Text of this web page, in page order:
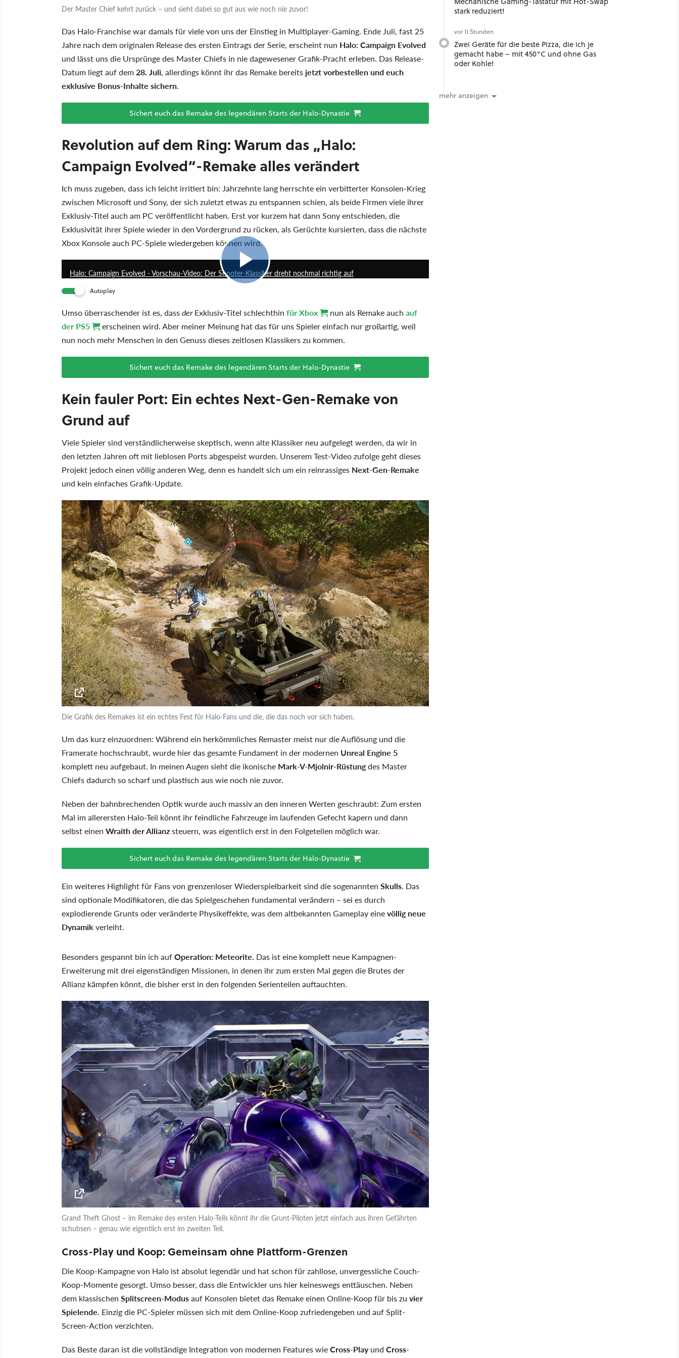
Der Master Chief kehrt zurück – und sieht dabei so gut aus wie noch nie zuvor!
Das Halo-Franchise war damals für viele von uns der Einstieg in Multiplayer-Gaming. Ende Juli, fast 25
Jahre nach dem originalen Release des ersten Eintrags der Serie, erscheint nun Halo: Campaign Evolved
und lässt uns die Ursprünge des Master Chiefs in nie dagewesener Grafik-Pracht erleben. Das Release-
Datum liegt auf dem28. Juli, allerdings könnt ihr das Remake bereits jetzt vorbestellen und euch
exklusive Bonus-Inhalte sichern.
Sichert euch das Remake des legendären Starts der Halo-Dynastie
Revolution auf dem Ring: Warum das „Halo:
Campaign Evolved“-Remake alles verändert
Ich muss zugeben, dass ich leicht irritiert bin: Jahrzehnte lang herrschte ein verbitterter Konsolen-Krieg
zwischen Microsoft und Sony, der sich zuletzt etwas zu entspannen schien, als beide Firmen viele ihrer
Exklusiv-Titel auch am PC veröffentlicht haben. Erst vor kurzem hat dann Sony entschieden, die
Exklusivität ihrer Spiele wieder in den Vordergrund zu rücken, als Gerüchte kursierten, dass die nächste
Xbox Konsole auch PC-Spiele wiedergeben können wird.
Halo: Campaign Evolved - Vorschau-Video: Der Shooter-Klassiker dreht nochmal richtig auf
Autoplay
Umso überraschender ist es, dassderExklusiv-Titel schlechthin für Xbox nun als Remake auch auf
der PS5
erscheinen wird. Aber meiner Meinung hat das für uns Spieler einfach nur großartig, weil
nun noch mehr Menschen in den Genuss dieses zeitlosen Klassikers zu kommen.
Sichert euch das Remake des legendären Starts der Halo-Dynastie
Kein fauler Port: Ein echtes Next-Gen-Remake von
Grund auf
Viele Spieler sind verständlicherweise skeptisch, wenn alte Klassiker neu aufgelegt werden, da wir in
den letzten Jahren oft mit lieblosen Ports abgespeist wurden. Unserem Test-Video zufolge geht dieses
Projekt jedoch einen völlig anderen Weg, denn es handelt sich um ein reinrassiges Next-Gen-Remake
und kein einfaches Grafik-Update.
Die Grafik des Remakes ist ein echtes Fest für Halo-Fans und die, die das noch vor sich haben.
Um das kurz einzuordnen: Während ein herkömmliches Remaster meist nur die Auflösung und die
Framerate hochschraubt, wurde hier das gesamte Fundament in der modernen Unreal Engine 5
komplett neu aufgebaut. In meinen Augen sieht die ikonische Mark-V-Mjolnir-Rüstungdes Master
Chiefs dadurch so scharf und plastisch aus wie noch nie zuvor.
Neben der bahnbrechenden Optik wurde auch massiv an den inneren Werten geschraubt: Zum ersten
Mal im allerersten Halo-Teil könnt ihr feindliche Fahrzeuge im laufenden Gefecht kapern und dann
selbst einen Wraith der Allianzsteuern, was eigentlich erst in den Folgeteilen möglich war.
Sichert euch das Remake des legendären Starts der Halo-Dynastie
Ein weiteres Highlight für Fans von grenzenloser Wiederspielbarkeit sind die sogenannten Skulls. Das
sind optionale Modifikatoren, die das Spielgeschehen fundamental verändern – sei es durch
explodierende Grunts oder veränderte Physikeffekte, was dem altbekannten Gameplay einevöllig neue
Dynamikverleiht.
Besonders gespannt bin ich aufOperation: Meteorite. Das ist eine komplett neue Kampagnen-
Erweiterung mit drei eigenständigen Missionen, in denen ihr zum ersten Mal gegen die Brutes der
Allianz kämpfen könnt, die bisher erst in den folgenden Serienteilen auftauchten.
Grand Theft Ghost – im Remake des ersten Halo-Teils könnt ihr die Grunt-Piloten jetzt einfach aus ihren Gefährten
schubsen – genau wie eigentlich erst im zweiten Teil.
Cross-Play und Koop: Gemeinsam ohne Plattform-Grenzen
Die Koop-Kampagne von Halo ist absolut legendär und hat schon für zahllose, unvergessliche Couch-
Koop-Momente gesorgt. Umso besser, dass die Entwickler uns hier keineswegs enttäuschen. Neben
dem klassischen Splitscreen-Modusauf Konsolen bietet das Remake einen Online-Koop für bis zu vier
Spielende. Einzig die PC-Spieler müssen sich mit dem Online-Koop zufriedengeben und auf Split-
Screen-Action verzichten.
Das Beste daran ist die vollständige Integration von modernen Features wieCross-Playund Cross-
stark reduziert!
vor 11 Stunden
Zwei Geräte für die beste Pizza, die ich je
gemacht habe – mit 450°C und ohne Gas
oder Kohle!
mehr anzeigen